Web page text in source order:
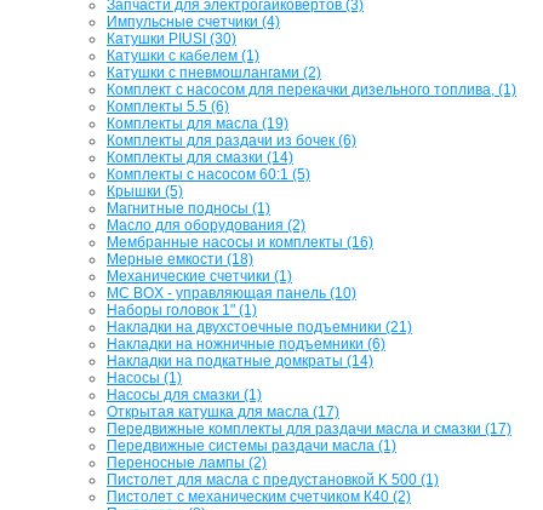
Запчасти для электрогайковертов (3)
Импульсные счетчики (4)
Катушки PIUSI (30)
Катушки с кабелем (1)
Катушки с пневмошлангами (2)
Комплект с насосом для перекачки дизельного топлива, (1)
Комплекты 5.5 (6)
Комплекты для масла (19)
Комплекты для раздачи из бочек (6)
Комплекты для смазки (14)
Комплекты с насосом 60:1 (5)
Крышки (5)
Магнитные подносы (1)
Масло для оборудования (2)
Мембранные насосы и комплекты (16)
Мерные емкости (18)
Механические счетчики (1)
МС BOX - управляющая панель (10)
Наборы головок 1" (1)
Накладки на двухстоечные подъемники (21)
Накладки на ножничные подъемники (6)
Накладки на подкатные домкраты (14)
Насосы (1)
Насосы для смазки (1)
Открытая катушка для масла (17)
Передвижные комплекты для раздачи масла и смазки (17)
Передвижные системы раздачи масла (1)
Переносные лампы (2)
Пистолет для масла с предустановкой K 500 (1)
Пистолет с механическим счетчиком К40 (2)